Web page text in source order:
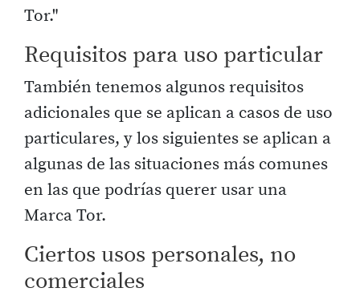
Tor."
Requisitos para uso particular
También tenemos algunos requisitos
adicionales que se aplican a casos de uso
particulares, y los siguientes se aplican a
algunas de las situaciones más comunes
en las que podrías querer usar una
Marca Tor.
Ciertos usos personales, no
comerciales